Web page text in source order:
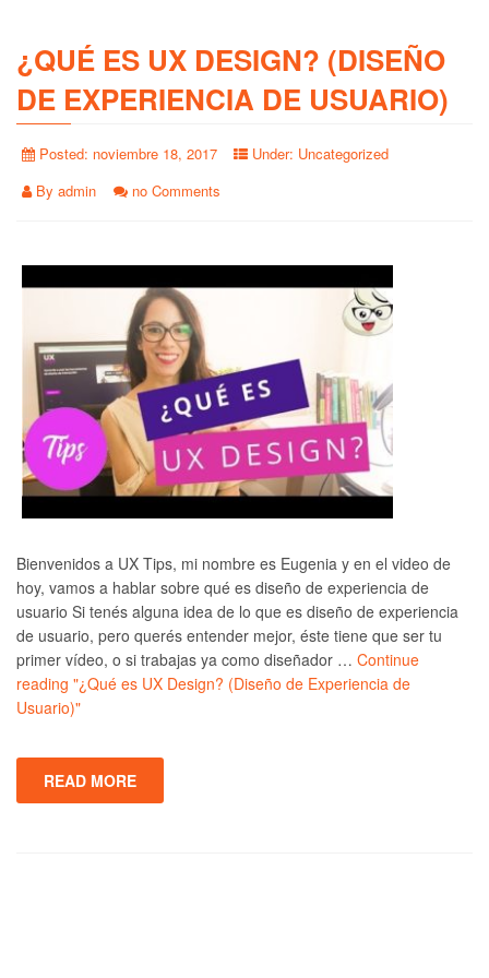
¿QUÉ ES UX DESIGN? (DISEÑO
DE EXPERIENCIA DE USUARIO)
Posted: noviembre 18, 2017 Under: Uncategorized
By admin no Comments
Bienvenidos a UX Tips, mi nombre es Eugenia y en el video de
hoy, vamos a hablar sobre qué es diseño de experiencia de
usuario Si tenés alguna idea de lo que es diseño de experiencia
de usuario, pero querés entender mejor, éste tiene que ser tu
primer vídeo, o si trabajas ya como diseñador … Continue
reading "¿Qué es UX Design? (Diseño de Experiencia de
Usuario)"
READ MORE